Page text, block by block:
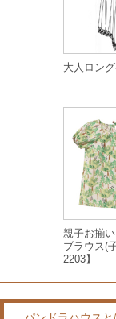
大人ロン
親子お揃
ブラウス(
2203】